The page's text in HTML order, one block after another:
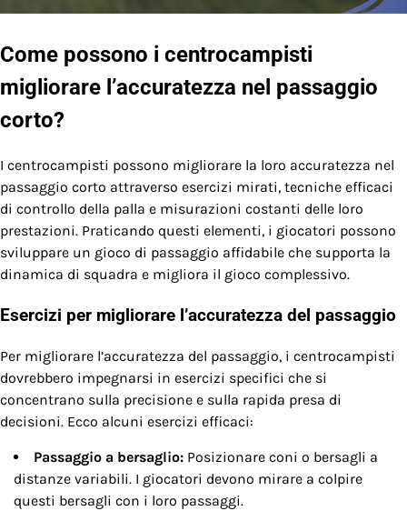
Come possono i centrocampisti
migliorare l’accuratezza nel passaggio
corto?
I centrocampisti possono migliorare la loro accuratezza nel
passaggio corto attraverso esercizi mirati, tecniche efficaci
di controllo della palla e misurazioni costanti delle loro
prestazioni. Praticando questi elementi, i giocatori possono
sviluppare un gioco di passaggio affidabile che supporta la
dinamica di squadra e migliora il gioco complessivo.
Esercizi per migliorare l’accuratezza del passaggio
Per migliorare l’accuratezza del passaggio, i centrocampisti
dovrebbero impegnarsi in esercizi specifici che si
concentrano sulla precisione e sulla rapida presa di
decisioni. Ecco alcuni esercizi efficaci:
Passaggio a bersaglio: Posizionare coni o bersagli a
distanze variabili. I giocatori devono mirare a colpire
questi bersagli con i loro passaggi.